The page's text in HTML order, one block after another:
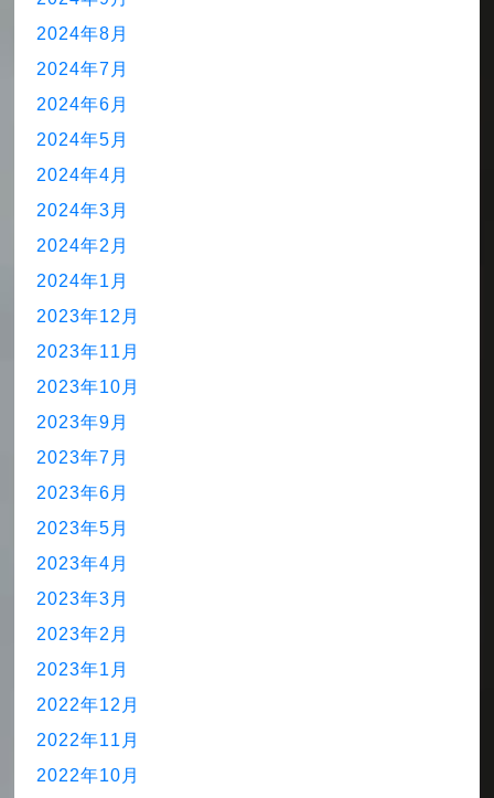
2024年8月
2024年7月
2024年6月
2024年5月
2024年4月
2024年3月
2024年2月
2024年1月
2023年12月
2023年11月
2023年10月
2023年9月
2023年7月
2023年6月
2023年5月
2023年4月
2023年3月
2023年2月
2023年1月
2022年12月
2022年11月
2022年10月